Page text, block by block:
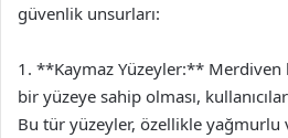
güvenlik unsurları:
1. **Kaymaz Yüzeyler:** Merdiven
bir yüzeye sahip olması,
Bu tür yüzeyler, özellikle yağmurlu